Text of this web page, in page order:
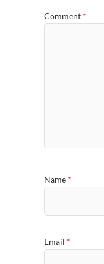
Comment *
Name *
Email *